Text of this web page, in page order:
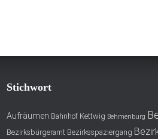
Stichwort
Aufräumen Bahnhof Kettwig Behmenburg
Bezirksbürgeramt Bezirksspaziergang